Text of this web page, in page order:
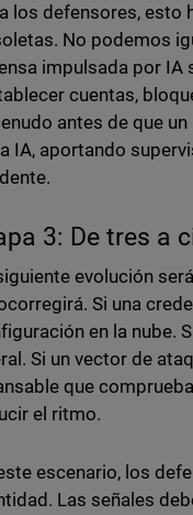
los defensores, esto
No podemos
impulsada por IA
cuentas,
antes de que
IA, aportando
3: De tres a
evolución
Si una
en la nube.
Si un vector de
que
el ritmo.
escenario, los
Las señales